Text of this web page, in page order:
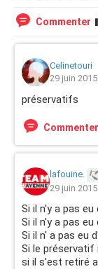
Commenter
Celinetouri
29 juin
préservatifs
Commenter
lafouine.
29 juin
Si il n'y a pas
Si il n'y a pas
Si il n' a pas eu
Si le préservatif
si il s'est retiré